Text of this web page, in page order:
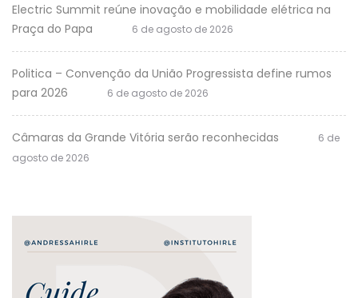
Electric Summit reúne inovação e mobilidade elétrica na
Praça do Papa
6 de agosto de 2026
Politica – Convenção da União Progressista define rumos
para 2026
6 de agosto de 2026
Câmaras da Grande Vitória serão reconhecidas
6 de
agosto de 2026